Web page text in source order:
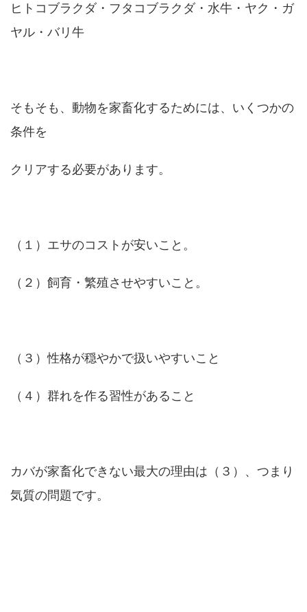
ヒトコブラクダ・フタコブラクダ・水牛・ヤク・ガ
ヤル・バリ牛
そもそも、動物を家畜化するためには、いくつかの
条件を
クリアする必要があります。
（１）エサのコストが安いこと。
（２）飼育・繁殖させやすいこと。
（３）性格が穏やかで扱いやすいこと
（４）群れを作る習性があること
カバが家畜化できない最大の理由は（３）、つまり
気質の問題です。